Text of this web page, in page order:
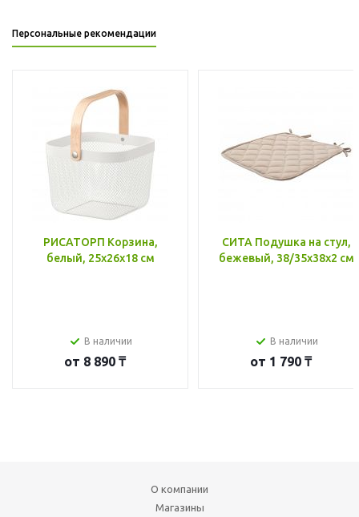
Персональные рекомендации
РИСАТОРП Корзина,
белый, 25x26x18 см
В наличии
от 8 890 ₸
СИТА Подушка на стул,
бежевый, 38/35x38x2 см
В наличии
от 1 790 ₸
О компании
Магазины